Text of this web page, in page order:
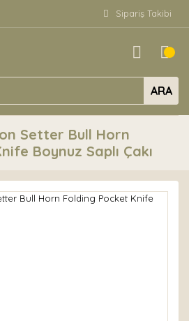
Sipariş Takibi
ARA
Setter Bull Horn
Boynuz Saplı Çakı